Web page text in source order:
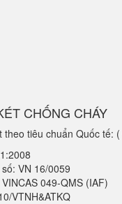
CHỐNG CHÁY
tiêu chuẩn Quốc tế:
VN 16/0059
049-QMS (IAF)
VTNH&ATKQ